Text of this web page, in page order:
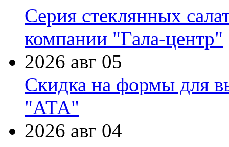
Серия стеклянных
компании "Гала-центр"
2026 авг 05
Скидка на формы для
"АТА"
2026 авг 04